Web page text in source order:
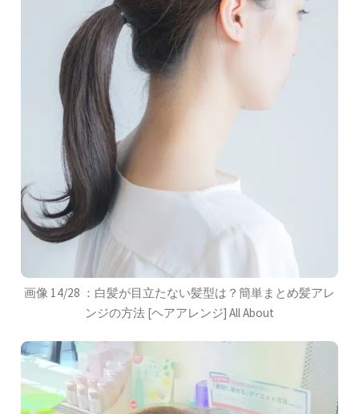
画像 14/28 ：白髪が目立たない髪型は？簡単まとめ髪アレ
ンジの方法 [ヘアアレンジ] All About